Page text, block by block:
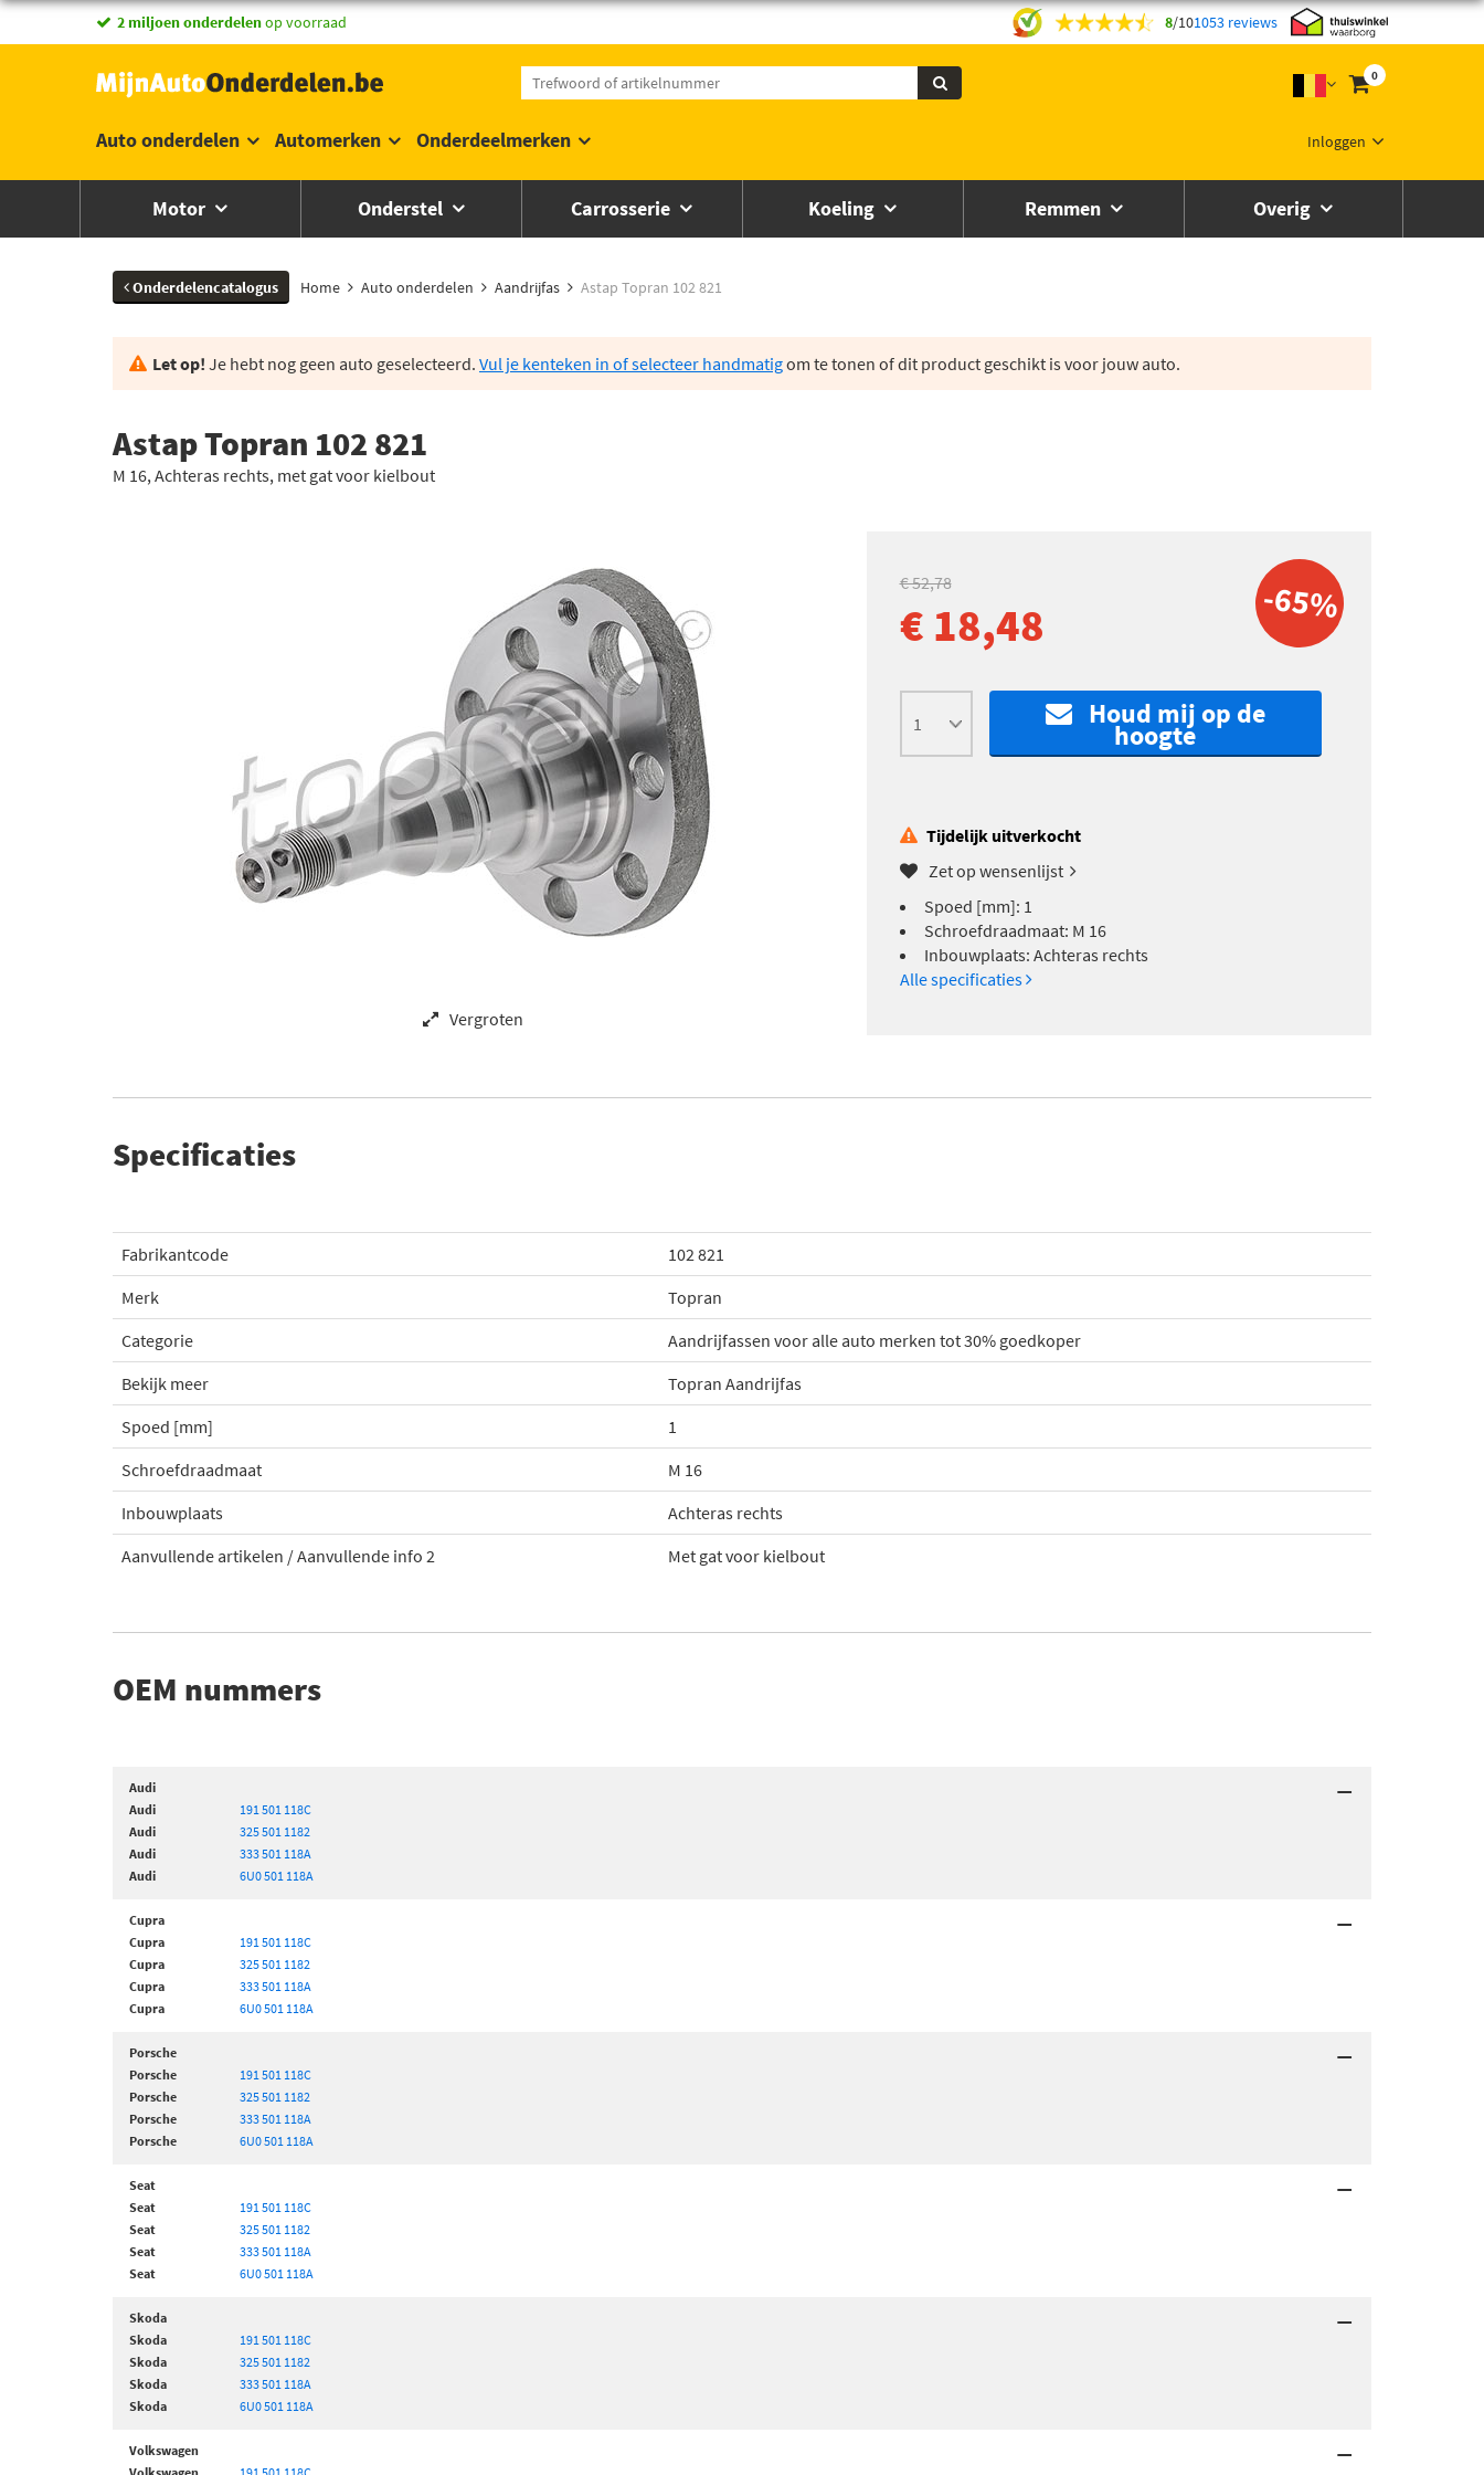
2 miljoen onderdelenop voorraad 8/101053 reviews
0
Inloggen
Auto onderdelen Automerken Onderdeelmerken
Motor Onderstel Carrosserie Koeling Remmen Overig
Onderdelencatalogus Home Auto onderdelen Aandrijfas Astap Topran 102 821
Let op! Je hebt nog geen auto geselecteerd. Vul je kenteken in of selecteer handmatigom te tonen of dit product geschikt is voor jouw auto.
Astap Topran 102 821
M 16, Achteras rechts, met gat voor kielbout
Vergroten
-65%
€ 52,78
€ 18,48
Houd mij op de
hoogte
Tijdelijk uitverkocht
Zet op wensenlijst
Spoed [mm]: 1
Schroefdraadmaat: M 16
Inbouwplaats: Achteras rechts
Alle specificaties
Specificaties
Fabrikantcode
102 821
Merk
Topran
Categorie
Aandrijfassen voor alle auto merken tot 30% goedkoper
Bekijk meer
Topran Aandrijfas
Spoed [mm]
1
Schroefdraadmaat
M 16
Inbouwplaats
Achteras rechts
Aanvullende artikelen / Aanvullende info 2
Met gat voor kielbout
OEM nummers
Audi
Audi
191 501 118C
Audi
325 501 1182
Audi
333 501 118A
Audi
6U0 501 118A
Cupra
Cupra
191 501 118C
Cupra
325 501 1182
Cupra
333 501 118A
Cupra
6U0 501 118A
Porsche
Porsche
191 501 118C
Porsche
325 501 1182
Porsche
333 501 118A
Porsche
6U0 501 118A
Seat
Seat
191 501 118C
Seat
325 501 1182
Seat
333 501 118A
Seat
6U0 501 118A
Skoda
Skoda
191 501 118C
Skoda
325 501 1182
Skoda
333 501 118A
Skoda
6U0 501 118A
Volkswagen